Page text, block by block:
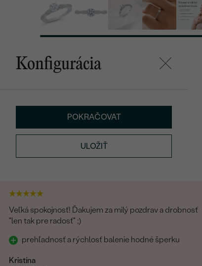
Konfigurácia
POKRAČOVAT
ULOŽIŤ
Veľká spokojnosť! Ďakujem za milý pozdrav a drobnosť
"len tak pre radosť" ;)
prehľadnosť a rýchlosť balenie hodné šperku
Kristína